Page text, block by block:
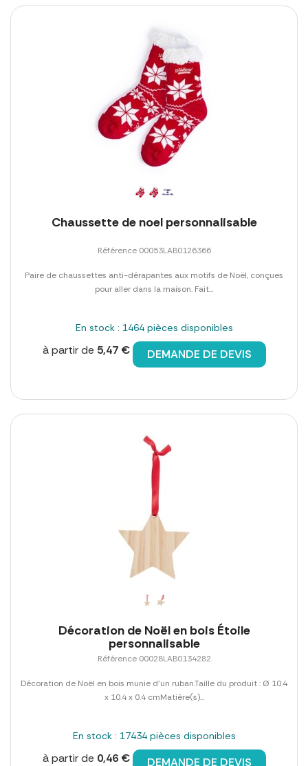
Chaussette de noel personnalisable
Référence 00053LAB0126366
Paire de chaussettes anti-dérapantes aux motifs de Noël, conçues
pour aller dans la maison. Fait...
En stock : 1464 pièces disponibles
à partir de 5,47 € DEMANDE DE DEVIS
Décoration de Noël en bois Étoile
personnalisable
Référence 00028LAB0134282
Décoration de Noël en bois munie d'un ruban.Taille du produit : Ø 10.4
x 10.4 x 0.4 cmMatière(s)...
En stock : 17434 pièces disponibles
à partir de 0,46 € DEMANDE DE DEVIS